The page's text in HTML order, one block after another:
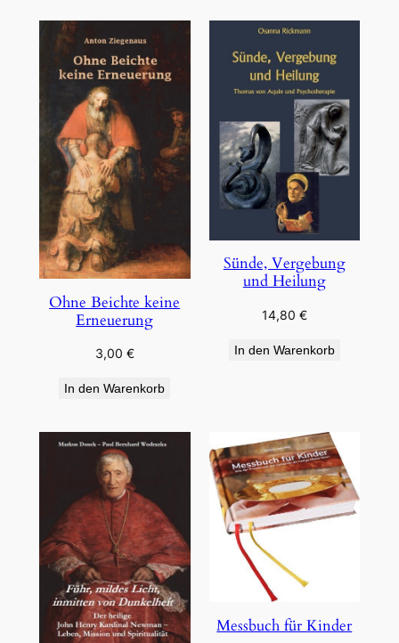
Ohne Beichte keine
Erneuerung
3,00 €
In den Warenkorb
Sünde, Vergebung
und Heilung
14,80 €
In den Warenkorb
Messbuch für Kinder